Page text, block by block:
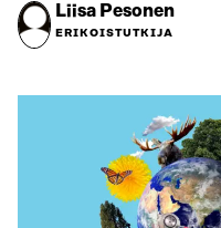
Liisa Pesonen
ERIKOISTUTKIJA